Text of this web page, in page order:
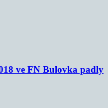
ve FN Bulovka padly